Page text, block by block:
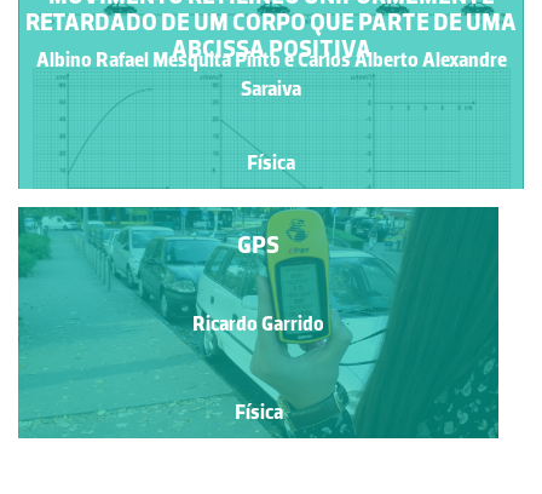
RETARDADO DE UM CORPO QUE PARTE DE UMA
ABCISSA POSITIVA
Albino Rafael Mesquita Pinto e Carlos Alberto Alexandre
Saraiva
Física
GPS
Ricardo Garrido
Física